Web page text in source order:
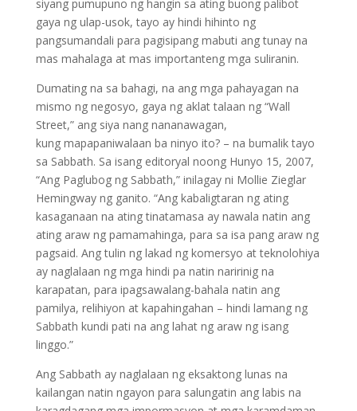
siyang pumupuno ng hangin sa ating buong palibot
gaya ng ulap-usok, tayo ay hindi hihinto ng
pangsumandali para pagisipang mabuti ang tunay na
mas mahalaga at mas importanteng mga suliranin.
Dumating na sa bahagi, na ang mga pahayagan na
mismo ng negosyo, gaya ng aklat talaan ng “Wall
Street,” ang siya nang nananawagan,
kung mapapaniwalaan ba ninyo ito? – na bumalik tayo
sa Sabbath. Sa isang editoryal noong Hunyo 15, 2007,
“Ang Paglubog ng Sabbath,” inilagay ni Mollie Zieglar
Hemingway ng ganito. “Ang kabaligtaran ng ating
kasaganaan na ating tinatamasa ay nawala natin ang
ating araw ng pamamahinga, para sa isa pang araw ng
pagsaid. Ang tulin ng lakad ng komersyo at teknolohiya
ay naglalaan ng mga hindi pa natin naririnig na
karapatan, para ipagsawalang-bahala natin ang
pamilya, relihiyon at kapahingahan – hindi lamang ng
Sabbath kundi pati na ang lahat ng araw ng isang
linggo.”
Ang Sabbath ay naglalaan ng eksaktong lunas na
kailangan natin ngayon para salungatin ang labis na